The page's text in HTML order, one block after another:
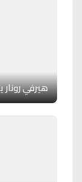
هيرفي